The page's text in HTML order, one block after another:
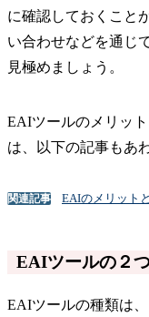
に確認しておくこと
い合わせなどを通じ
見極めましょう。
EAIツールのメリッ
は、以下の記事もあ
関連記事 EAIのメリット
EAIツールの２
EAIツールの種類は